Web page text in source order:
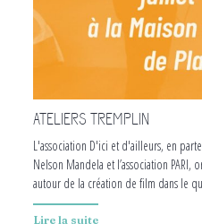
ATELIERS TREMPLIN
L'association D'ici et d'ailleurs, en
Nelson Mandela et l’association PARI,
autour de la création de film dans le
Lire la suite